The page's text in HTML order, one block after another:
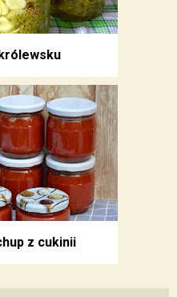
z cukinii